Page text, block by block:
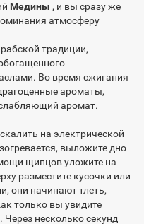
Медины , и вы сразу же
атмосферу
традиции,
Во время сжигания
ароматы,
аромат.
на электрической
выложите дно
щипцов уложите на
разместите кусочки или
они начинают тлеть,
только вы увидите
несколько секунд